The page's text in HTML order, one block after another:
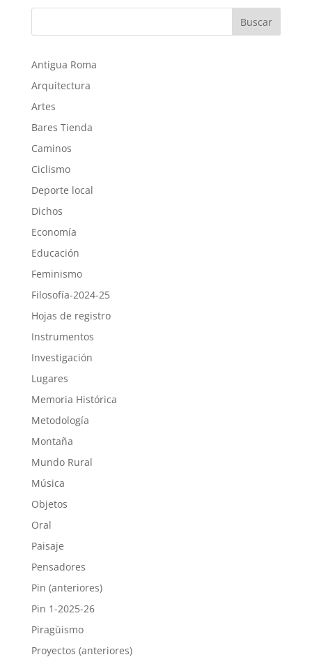
Buscar
Antigua Roma
Arquitectura
Artes
Bares Tienda
Caminos
Ciclismo
Deporte local
Dichos
Economía
Educación
Feminismo
Filosofía-2024-25
Hojas de registro
Instrumentos
Investigación
Lugares
Memoria Histórica
Metodología
Montaña
Mundo Rural
Música
Objetos
Oral
Paisaje
Pensadores
Pin (anteriores)
Pin 1-2025-26
Piragüismo
Proyectos (anteriores)